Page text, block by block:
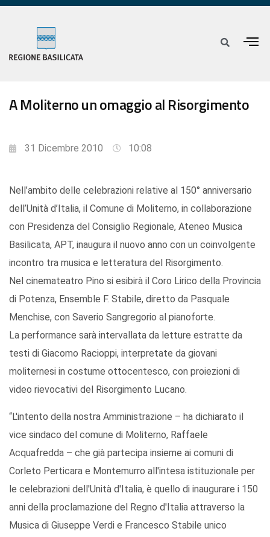
A Moliterno un omaggio al Risorgimento
31 Dicembre 2010 10:08
Nell’ambito delle celebrazioni relative al 150° anniversario
dell’Unità d’Italia, il Comune di Moliterno, in collaborazione
con Presidenza del Consiglio Regionale, Ateneo Musica
Basilicata, APT, inaugura il nuovo anno con un coinvolgente
incontro tra musica e letteratura del Risorgimento.
Nel cinemateatro Pino si esibirà il Coro Lirico della Provincia
di Potenza, Ensemble F. Stabile, diretto da Pasquale
Menchise, con Saverio Sangregorio al pianoforte.
La performance sarà intervallata da letture estratte da
testi di Giacomo Racioppi, interpretate da giovani
moliternesi in costume ottocentesco, con proiezioni di
video rievocativi del Risorgimento Lucano.
“L'intento della nostra Amministrazione – ha dichiarato il
vice sindaco del comune di Moliterno, Raffaele
Acquafredda – che già partecipa insieme ai comuni di
Corleto Perticara e Montemurro all'intesa istituzionale per
le celebrazioni dell'Unità d'Italia, è quello di inaugurare i 150
anni della proclamazione del Regno d'Italia attraverso la
Musica di Giuseppe Verdi e Francesco Stabile unico